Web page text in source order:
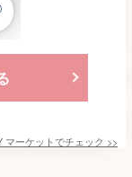
マーケットでチェック >>